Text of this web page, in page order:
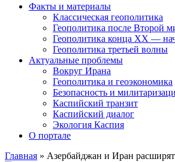
Факты и материалы
Классическая геополитика
Геополитика после Второй
Геополитика конца XX —
Геополитика третьей волны
Актуальные проблемы
Вокруг Ирана
Геополитика и геоэкономика
Безопасность и
Каспийский транзит
Каспийский диалог
Экология Каспия
О портале
Главная » Азербайджан и Иран